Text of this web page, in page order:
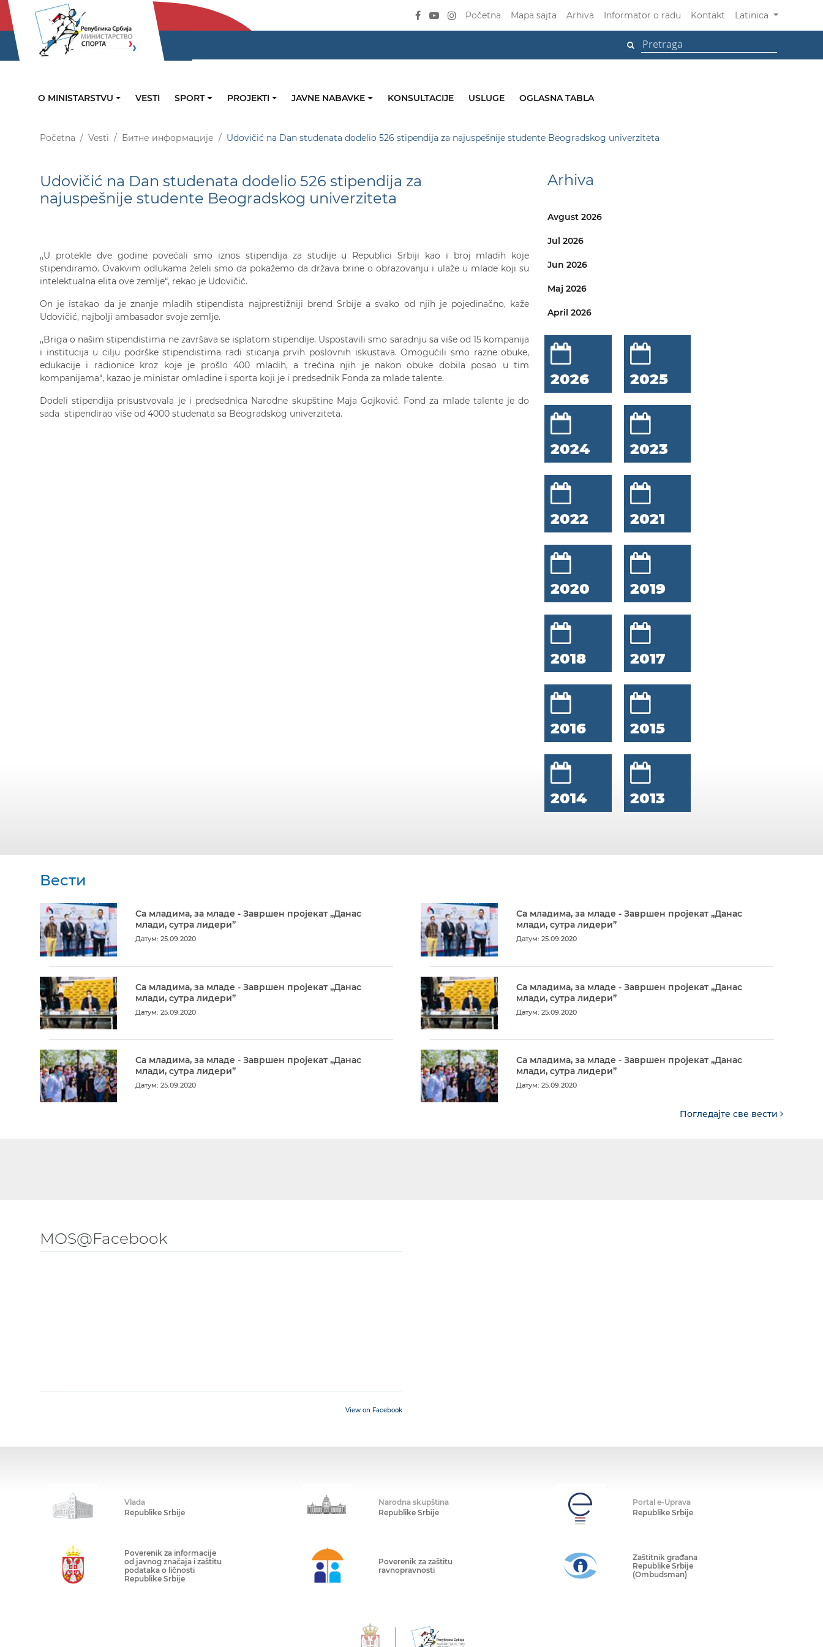
Početna Mapa sajta Arhiva Informator o radu Kontakt Latinica
O MINISTARSTVU VESTI SPORT PROJEKTI JAVNE NABAVKE KONSULTACIJE USLUGE OGLASNA TABLA
Početna Vesti Битне информације Udovičić na Dan studenata dodelio 526 stipendija za najuspešnije studente Beogradskog univerziteta
Udovičić na Dan studenata dodelio 526 stipendija za
najuspešnije studente Beogradskog univerziteta
,,U protekle dve godine povećali smo iznos stipendija za studije u Republici Srbiji kao i broj mladih koje
stipendiramo. Ovakvim odlukama želeli smo da pokažemo da država brine o obrazovanju i ulaže u mlade koji su
intelektualna elita ove zemlje“, rekao je Udovičić.
On je istakao da je znanje mladih stipendista najprestižniji brend Srbije a svako od njih je pojedinačno, kaže
Udovičić, najbolji ambasador svoje zemlje.
,,Briga o našim stipendistima ne završava se isplatom stipendije. Uspostavili smo saradnju sa više od 15 kompanija
i institucija u cilju podrške stipendistima radi sticanja prvih poslovnih iskustava. Omogućili smo razne obuke,
edukacije i radionice kroz koje je prošlo 400 mladih, a trećina njih je nakon obuke dobila posao u tim
kompanijama“, kazao je ministar omladine i sporta koji je i predsednik Fonda za mlade talente.
Dodeli stipendija prisustvovala je i predsednica Narodne skupštine Maja Gojković. Fond za mlade talente je do
sada stipendirao više od 4000 studenata sa Beogradskog univerziteta.
Arhiva
Avgust 2026
Jul 2026
Jun 2026
Maj 2026
April 2026
2026 2025
2024 2023
2022 2021
2020 2019
2018 2017
2016 2015
2014 2013
Вести
Са младима, за младе - Завршен пројекат „Данас
млади, сутра лидери”
Датум: 25.09.2020
Са младима, за младе - Завршен пројекат „Данас
млади, сутра лидери”
Датум: 25.09.2020
Са младима, за младе - Завршен пројекат „Данас
млади, сутра лидери”
Датум: 25.09.2020
Са младима, за младе - Завршен пројекат „Данас
млади, сутра лидери”
Датум: 25.09.2020
Са младима, за младе - Завршен пројекат „Данас
млади, сутра лидери”
Датум: 25.09.2020
Са младима, за младе - Завршен пројекат „Данас
млади, сутра лидери”
Датум: 25.09.2020
Погледајте све вести
MOS@Facebook
View on Facebook
Vlada
Republike Srbije
Narodna skupština
Republike Srbije
Portal e-Uprava
Republike Srbije
Poverenik za informacije
od javnog značaja i zaštitu
podataka o ličnosti
Republike Srbije
Poverenik za zaštitu
ravnopravnosti
Zaštitnik građana
Republike Srbije
(Ombudsman)